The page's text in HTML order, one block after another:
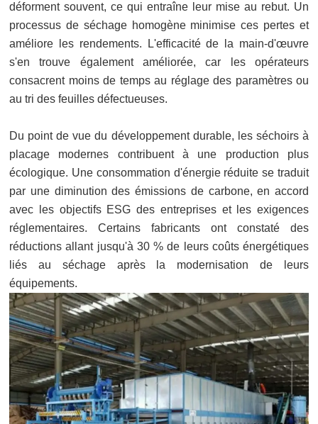
déforment souvent, ce qui entraîne leur mise au rebut. Un
processus de séchage homogène minimise ces pertes et
améliore les rendements. L'efficacité de la main-d'œuvre
s'en trouve également améliorée, car les opérateurs
consacrent moins de temps au réglage des paramètres ou
au tri des feuilles défectueuses.
Du point de vue du développement durable, les séchoirs à
placage modernes contribuent à une production plus
écologique. Une consommation d'énergie réduite se traduit
par une diminution des émissions de carbone, en accord
avec les objectifs ESG des entreprises et les exigences
réglementaires. Certains fabricants ont constaté des
réductions allant jusqu'à 30 % de leurs coûts énergétiques
liés au séchage après la modernisation de leurs
équipements.